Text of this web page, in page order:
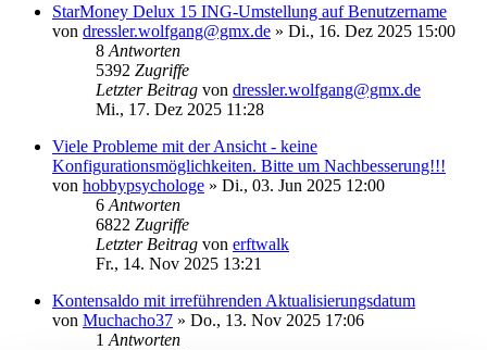
StarMoney Delux 15 ING-Umstellung auf Benutzername
von dressler.wolfgang@gmx.de » Di., 16. Dez 2025 15:00
8 Antworten
5392 Zugriffe
Letzter Beitrag von dressler.wolfgang@gmx.de
Mi., 17. Dez 2025 11:28
Viele Probleme mit der Ansicht - keine
Konfigurationsmöglichkeiten. Bitte um Nachbesserung!!!
von hobbypsychologe » Di., 03. Jun 2025 12:00
6 Antworten
6822 Zugriffe
Letzter Beitrag von erftwalk
Fr., 14. Nov 2025 13:21
Kontensaldo mit irreführenden Aktualisierungsdatum
von Muchacho37 » Do., 13. Nov 2025 17:06
1 Antworten